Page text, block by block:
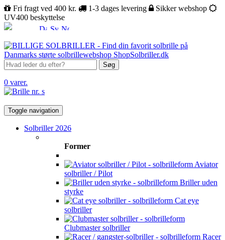
Fri fragt ved 400 kr. 1-3 dages levering
Sikker webshop
UV400 beskyttelse
Søg
0 varer.
Toggle navigation
Solbriller 2026
Former
Aviator
solbriller / Pilot
Briller uden
styrke
Cat eye
solbriller
Clubmaster solbriller
Racer